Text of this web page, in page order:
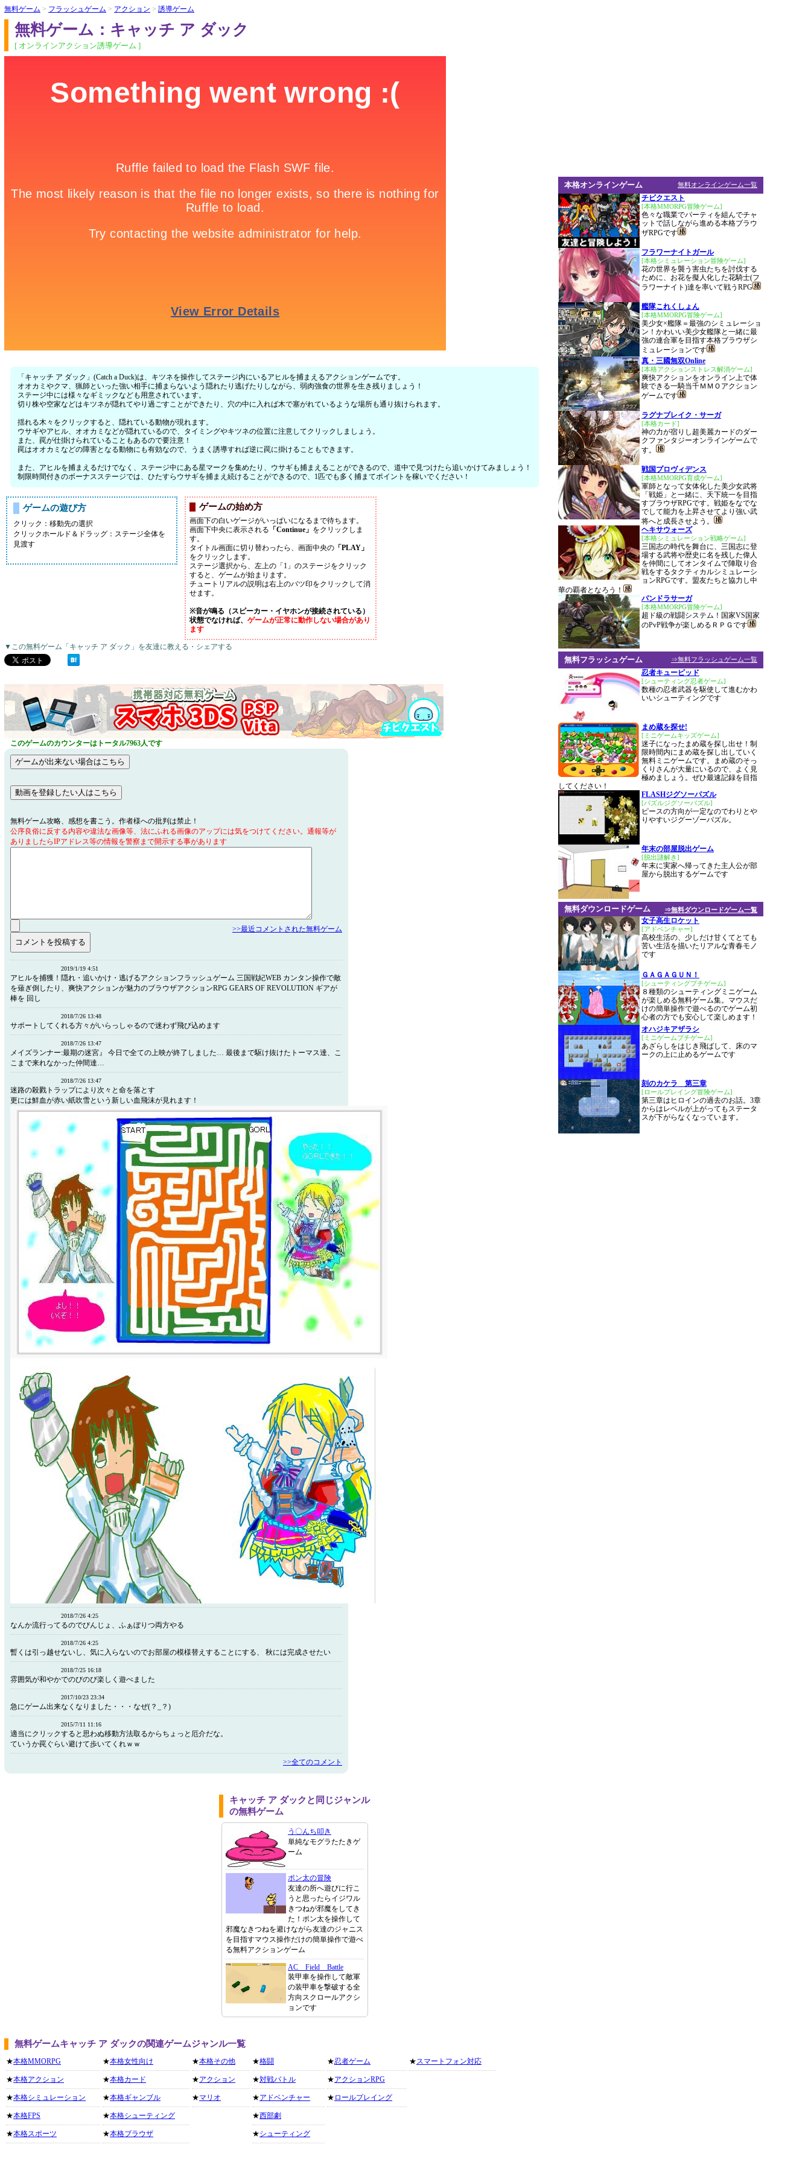
無料ゲーム > フラッシュゲーム > アクション > 誘導ゲーム
無料ゲーム：キャッチ ア ダック
[ オンラインアクション誘導ゲーム ]
「キャッチ ア ダック」(Catch a Duck)は、キツネを操作してステージ内にいるアヒルを捕まえるアクションゲームです。
オオカミやクマ、猟師といった強い相手に捕まらないよう隠れたり逃げたりしながら、弱肉強食の世界を生き残りましょう！
ステージ中には様々なギミックなども用意されています。
切り株や空家などはキツネが隠れてやり過ごすことができたり、穴の中に入れば木で塞がれているような場所も通り抜けられます。
揺れる木々をクリックすると、隠れている動物が現れます。
ウサギやアヒル、オオカミなどが隠れているので、タイミングやキツネの位置に注意してクリックしましょう。
また、罠が仕掛けられていることもあるので要注意！
罠はオオカミなどの障害となる動物にも有効なので、うまく誘導すれば逆に罠に掛けることもできます。
また、アヒルを捕まえるだけでなく、ステージ中にある星マークを集めたり、ウサギも捕まえることができるので、道中で見つけたら追いかけてみましょう！
制限時間付きのボーナスステージでは、ひたすらウサギを捕まえ続けることができるので、1匹でも多く捕まてポイントを稼いでください！
ゲームの遊び方
クリック：移動先の選択
クリックホールド＆ドラッグ：ステージ全体を
見渡す
ゲームの始め方
画面下の白いゲージがいっぱいになるまで待ちます。
画面下中央に表示される 「Continue」 をクリックしま
す。
タイトル画面に切り替わったら、画面中央の 「PLAY」
をクリックします。
ステージ選択から、左上の「1」のステージをクリック
すると、ゲームが始まります。
チュートリアルの説明は右上のバツ印をクリックして消
せます。
※音が鳴る（スピーカー・イヤホンが接続されている）
状態でなければ、 ゲームが正常に動作しない場合があり
ます
▼この無料ゲーム「キャッチ ア ダック」を友達に教える・シェアする
このゲームのカウンターはトータル7963人です
無料ゲーム攻略、感想を書こう。作者様への批判は禁止！
公序良俗に反する内容や違法な画像等、法にふれる画像のアップには気をつけてください。通報等が
ありましたらIPアドレス等の情報を警察まで開示する事があります
>>最近コメントされた無料ゲーム
2019/1/19 4:51
アヒルを捕獲！隠れ・追いかけ・逃げるアクションフラッシュゲーム 三国戦紀WEB カンタン操作で敵
を薙ぎ倒したり、爽快アクションが魅力のブラウザアクションRPG GEARS OF REVOLUTION ギアが
棒を 回し
2018/7/26 13:48
サポートしてくれる方々がいらっしゃるので迷わず飛び込めます
2018/7/26 13:47
メイズランナー:最期の迷宮』 今日で全ての上映が終了しました… 最後まで駆け抜けたトーマス達、こ
こまで来れなかった仲間達…
2018/7/26 13:47
迷路の殺戮トラップにより次々と命を落とす
更には鮮血が赤い紙吹雪という新しい血飛沫が見れます！
2018/7/26 4:25
なんか流行ってるのでびんじょ、ふぁぼりつ両方やる
2018/7/26 4:25
暫くは引っ越せないし、気に入らないのでお部屋の模様替えすることにする、 秋には完成させたい
2018/7/25 16:18
雰囲気が和やかでのびのび楽しく遊べました
2017/10/23 23:34
急にゲーム出来なくなりました・・・なぜ(？_？)
2015/7/11 11:16
適当にクリックすると思わぬ移動方法取るからちょっと厄介だな。
ていうか罠ぐらい避けて歩いてくれｗｗ
>>全てのコメント
キャッチ ア ダックと同じジャンル
の無料ゲーム
う〇んち叩き
単純なモグラたたきゲ
ーム
ポン太の冒険
友達の所へ遊びに行こ
うと思ったらイジワル
きつねが邪魔をしてき
た！ポン太を操作して
邪魔なきつねを避けながら友達のジャニス
を目指すマウス操作だけの簡単操作で遊べ
る無料アクションゲーム
AC Field Battle
装甲車を操作して敵軍
の装甲車を撃破する全
方向スクロールアクシ
ョンです
無料ゲームキャッチ ア ダックの関連ゲームジャンル一覧
★本格MMORPG
★本格アクション
★本格シミュレーション
★本格FPS
★本格スポーツ
★本格女性向け
★本格カード
★本格ギャンブル
★本格シューティング
★本格ブラウザ
★本格その他
★アクション
★マリオ
★格闘
★対戦バトル
★アドベンチャー
★西部劇
★シューティング
★忍者ゲーム
★アクションRPG
★ ロールプレイング
★スマートフォン対応
無料オンラインゲーム一覧
本格オンラインゲーム
チビクエスト
[本格MMORPG冒険ゲーム]
色々な職業でパーティを組んでチャ
ットで話しながら進める本格ブラウ
ザRPGです
フラワーナイトガール
[本格シミュレーション冒険ゲーム]
花の世界を襲う害虫たちを討伐する
ために、お花を擬人化した花騎士(フ
ラワーナイト)達を率いて戦うRPG
艦隊これくしょん
[本格MMORPG冒険ゲーム]
美少女×艦隊＝最強のシミュレーショ
ン！かわいい美少女艦隊と一緒に最
強の連合軍を目指す本格ブラウザシ
ミュレーションです
真・三國無双Online
[本格アクションストレス解消ゲーム]
爽快アクションをオンライン上で体
験できる一騎当千ＭＭＯアクション
ゲームです
ラグナブレイク・サーガ
[本格カード]
神の力が宿りし超美麗カードのダー
クファンタジーオンラインゲームで
す。
戦国プロヴィデンス
[本格MMORPG育成ゲーム]
軍師となって女体化した美少女武将
「戦姫」と一緒に、天下統一を目指
すブラウザRPGです。戦姫をなでな
でして能力を上昇させてより強い武
将へと成長させよう。
ヘキサウォーズ
[本格シミュレーション戦略ゲーム]
三国志の時代を舞台に、三国志に登
場する武将や歴史に名を残した偉人
を仲間にしてオンタイムで陣取り合
戦をするタクティカルシミュレーシ
ョンRPGです。盟友たちと協力し中
華の覇者となろう！
パンドラサーガ
[本格MMORPG冒険ゲーム]
超ド級の戦闘システム！国家VS国家
のPvP戦争が楽しめるＲＰＧです
⇒無料フラッシュゲーム一覧
無料フラッシュゲーム
忍者キューピッド
[シューティング忍者ゲーム]
数種の忍者武器を駆使して進むかわ
いいシューティングです
まめ蔵を探せ!
[ミニゲームキッズゲーム]
迷子になったまめ蔵を探し出せ！制
限時間内にまめ蔵を探し出していく
無料ミニゲームです。まめ蔵のそっ
くりさんが大量にいるので、よく見
極めましょう。ぜひ最速記録を目指
してください！
FLASHジグソーパズル
[パズルジグソーパズル]
ピースの方向が一定なのでわりとや
りやすいジグーゾーパズル。
年末の部屋脱出ゲーム
[脱出謎解き]
年末に実家へ帰ってきた主人公が部
屋から脱出するゲームです
⇒無料ダウンロードゲーム一覧
無料ダウンロードゲーム
女子高生ロケット
[アドベンチャー]
高校生活の、少しだけ甘くてとても
苦い生活を描いたリアルな青春モノ
です
ＧＡＧＡＧＵＮ！
[シューティングプチゲーム]
８種類のシューティングミニゲーム
が楽しめる無料ゲーム集。マウスだ
けの簡単操作で遊べるのでゲーム初
心者の方でも安心して楽しめます！
オハジキアザラシ
[ミニゲームプチゲーム]
あざらしをはじき飛ばして、床のマ
ークの上に止めるゲームです
刻のカケラ 第三章
[ロールプレイング冒険ゲーム]
第三章はヒロインの過去のお話。3章
からはレベルが上がってもステータ
スが下がらなくなっています。